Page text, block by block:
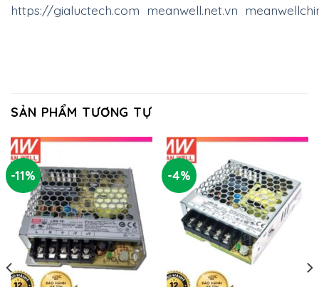
https://gialuctech.com meanwell.net.vn
SẢN PHẨM TƯƠNG TỰ
-11% -4%